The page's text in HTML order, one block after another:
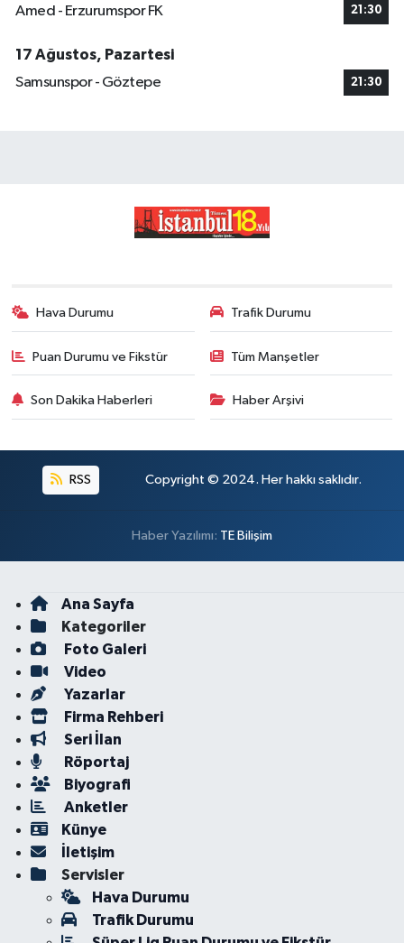
Amed - Erzurumspor FK 21:30
17 Ağustos, Pazartesi
Samsunspor - Göztepe
21:30
Hava Durumu Trafik Durumu
Puan Durumu ve Fikstür Tüm Manşetler
Son Dakika Haberleri Haber Arşivi
RSS Copyright © 2024. Her hakkı saklıdır.
Haber Yazılımı: TE Bilişim
Ana Sayfa
Kategoriler
Foto Galeri
Video
Yazarlar
Firma Rehberi
Seri İlan
Röportaj
Biyografi
Anketler
Künye
İletişim
Servisler
Hava Durumu
Trafik Durumu